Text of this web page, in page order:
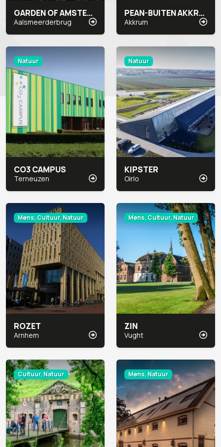
GARDEN OF AMSTERDAM
Aalsmeerderbrug
PEAN-BUITEN AKKRUM
Akkrum
Natuur
CO3 CAMPUS
Terneuzen
Natuur
KIPSTER
Oirlo
Mens, Cultuur, Natuur
ROZET
Arnhem
Mens, Cultuur, Natuur
ZIN
Vught
Cultuur, Natuur Mens, Natuur